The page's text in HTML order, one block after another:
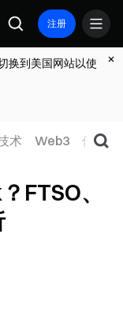
注册
换到美国网站以使
术 Web3 传统金
FTSO、